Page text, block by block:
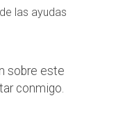
las ayudas
sobre este
conmigo.